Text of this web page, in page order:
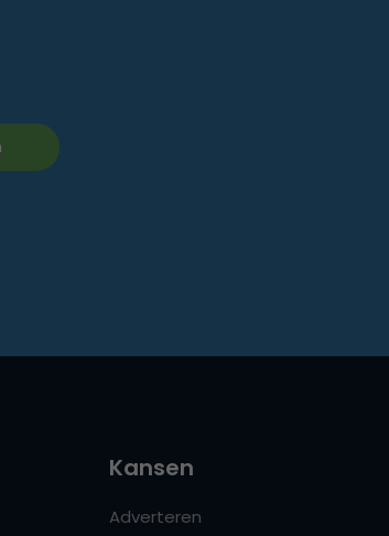
Kansen
Adverteren